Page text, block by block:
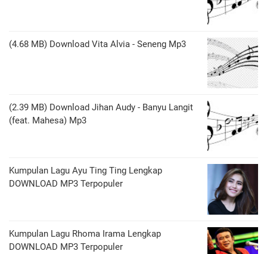
(4.68 MB) Download Vita Alvia - Seneng Mp3
(2.39 MB) Download Jihan Audy - Banyu Langit
(feat. Mahesa) Mp3
Kumpulan Lagu Ayu Ting Ting Lengkap
DOWNLOAD MP3 Terpopuler
Kumpulan Lagu Rhoma Irama Lengkap
DOWNLOAD MP3 Terpopuler